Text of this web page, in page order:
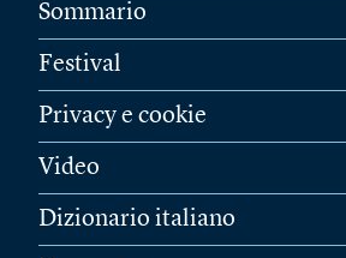
Sommario
Festival
Privacy e cookie
Video
Dizionario italiano